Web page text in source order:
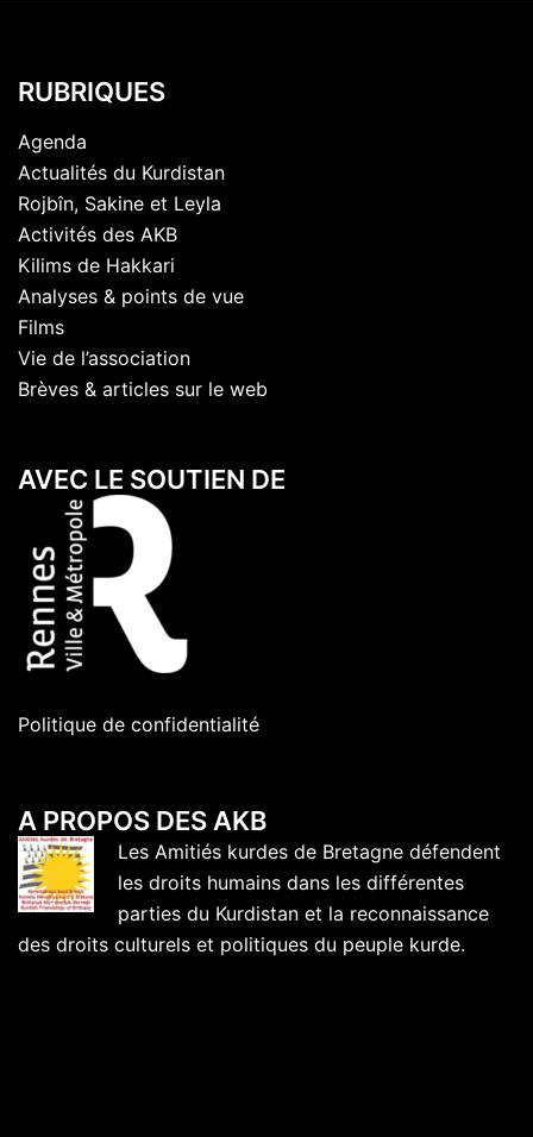
RUBRIQUES
Agenda
Actualités du Kurdistan
Rojbîn, Sakine et Leyla
Activités des AKB
Kilims de Hakkari
Analyses & points de vue
Films
Vie de l’association
Brèves & articles sur le web
AVEC LE SOUTIEN DE
Politique de confidentialité
A PROPOS DES AKB
Les Amitiés kurdes de Bretagne défendent
les droits humains dans les différentes
parties du Kurdistan et la reconnaissance
des droits culturels et politiques du peuple kurde.